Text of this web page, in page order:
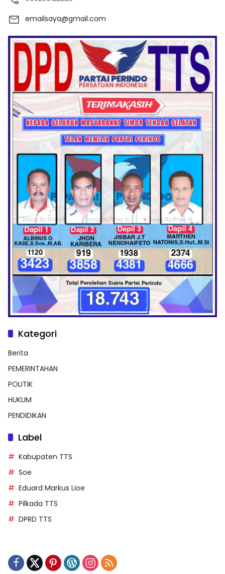
emailsaya@gmail.com
Kategori
Berita
PEMERINTAHAN
POLITIK
HUKUM
PENDIDIKAN
Label
Kabupaten TTS
Soe
Eduard Markus Lioe
Pilkada TTS
DPRD TTS